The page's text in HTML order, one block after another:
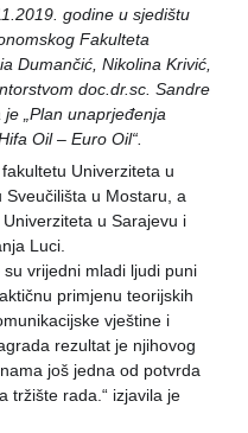
godine u sjedištu
Fakulteta
Dumančić, Nikolina Krivić,
doc.dr.sc. Sandre
„Plan unaprjeđenja
Oil – Euro Oil“.
Univerziteta u
u Mostaru, a
u Sarajevu i
Luci.
vrijedni mladi ljudi puni
primjenu teorijskih
vještine i
rezultat je njihovog
još jedna od potvrda
tržište rada.“ izjavila je